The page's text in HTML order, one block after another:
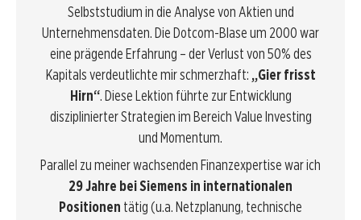
Selbststudium in die Analyse von Aktien und
Unternehmensdaten. Die Dotcom-Blase um 2000 war
eine prägende Erfahrung – der Verlust von 50% des
Kapitals verdeutlichte mir schmerzhaft: „Gier frisst
Hirn“. Diese Lektion führte zur Entwicklung
disziplinierter Strategien im Bereich Value Investing
und Momentum.
Parallel zu meiner wachsenden Finanzexpertise war ich
29 Jahre bei Siemens in internationalen
Positionen tätig (u.a. Netzplanung, technische